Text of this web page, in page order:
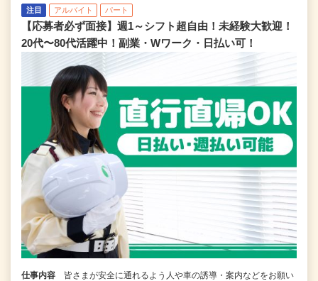
注目 アルバイト パート
【応募者必ず面接】週1～シフト超自由！未経験大歓迎！
20代〜80代活躍中！副業・Wワーク・日払い可！
仕事内容
皆さまが安全に通れるよう人や車の誘導・案内などをお願い